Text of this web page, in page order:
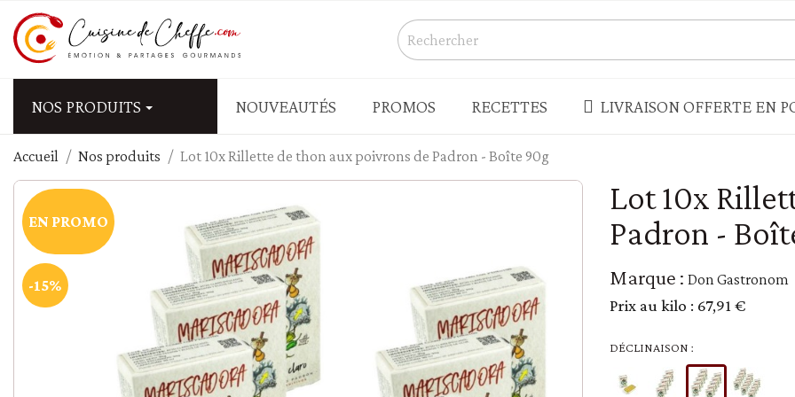
NOS PRODUITS
APÉRITIFS - FRUITS SECS
Biscuits salés
Fruits secs salés - graines salés
Olives
Tapas - mezzé - antipasti
Tartinables salés - Tapenades - houmous
PÂTES - RIZ - CÉRÉALES - LÉGUMES SECS
Blé - couscous
Champignons
Légumes
Terrines - pâtés - foie gras
PLATS CUISINÉS - SOUPES
Plats cuisinés
NOUVEAUTÉS PROMOS RECETTES LIVRAISON OFFERTE EN
Accueil Nos produits Lot 10x Rillette de thon aux poivrons de Padron - Boîte 90g
EN PROMO
-15%
Lot 10x
Padron -
Marque : Don Gastronom
Prix au kilo : 67,91 €
DÉCLINAISON :